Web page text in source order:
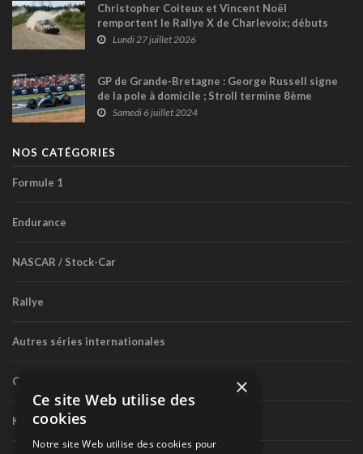
Christopher Coiteux et Vincent Noël
remportent le Rallye X de Charlevoix; débuts
victorieux pour Michel Voyer et P.O.Chiasson en
Lundi 27 juillet 2026
GP de Grande-Bretagne : George Russell signe
de la pole à domicile ; Stroll termine 8ème
Samedi 6 juillet 2024
NOS CATÉGORIES
Formule 1
Endurance
NASCAR / Stock-Car
Rallye
Autres séries internationales
Circuit routier canadien
Karting
×
Ce site Web utilise des
cookies
Notre site Web utilise des cookies pour